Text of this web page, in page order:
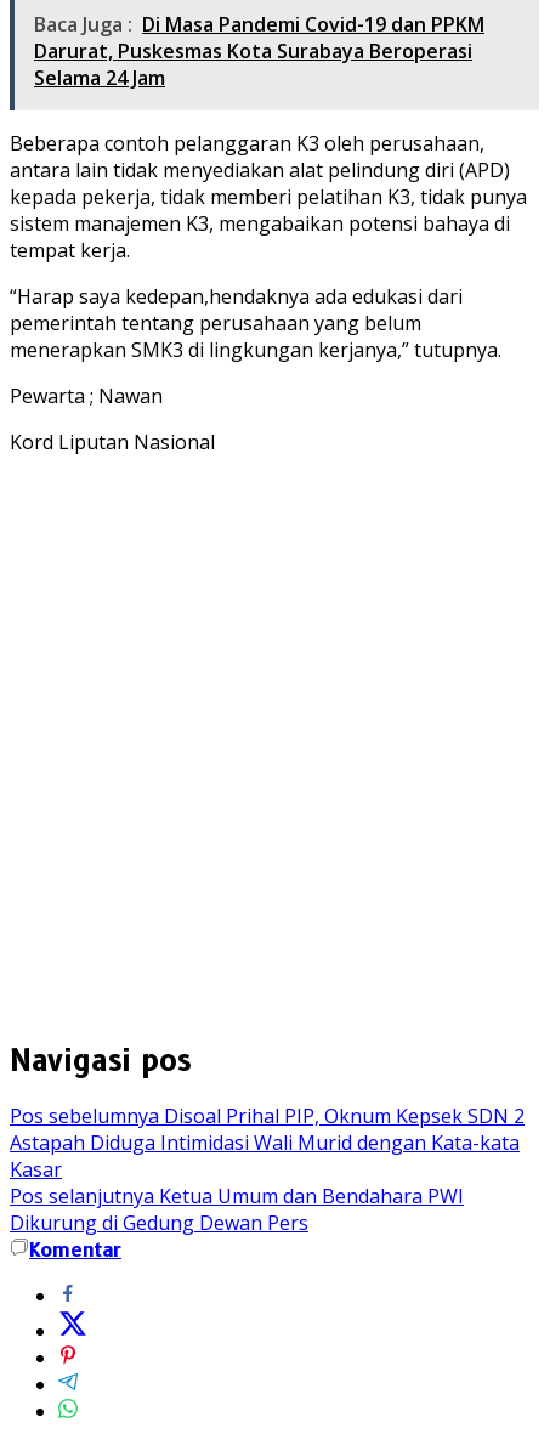
Baca Juga : Di Masa Pandemi Covid-19 dan PPKM
Darurat, Puskesmas Kota Surabaya Beroperasi
Selama 24 Jam
Beberapa contoh pelanggaran K3 oleh perusahaan,
antara lain tidak menyediakan alat pelindung diri (APD)
kepada pekerja, tidak memberi pelatihan K3, tidak punya
sistem manajemen K3, mengabaikan potensi bahaya di
tempat kerja.
“Harap saya kedepan,hendaknya ada edukasi dari
pemerintah tentang perusahaan yang belum
menerapkan SMK3 di lingkungan kerjanya,” tutupnya.
Pewarta ; Nawan
Kord Liputan Nasional
Navigasi pos
Pos sebelumnya Disoal Prihal PIP, Oknum Kepsek SDN 2
Astapah Diduga Intimidasi Wali Murid dengan Kata-kata
Kasar
Pos selanjutnya Ketua Umum dan Bendahara PWI
Dikurung di Gedung Dewan Pers
Komentar